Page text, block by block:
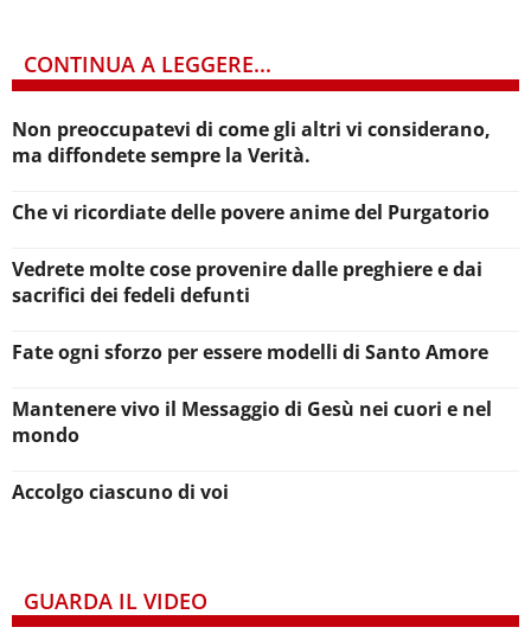
CONTINUA A LEGGERE...
Non preoccupatevi di come gli altri vi considerano,
ma diffondete sempre la Verità.
Che vi ricordiate delle povere anime del Purgatorio
Vedrete molte cose provenire dalle preghiere e dai
sacrifici dei fedeli defunti
Fate ogni sforzo per essere modelli di Santo Amore
Mantenere vivo il Messaggio di Gesù nei cuori e nel
mondo
Accolgo ciascuno di voi
GUARDA IL VIDEO